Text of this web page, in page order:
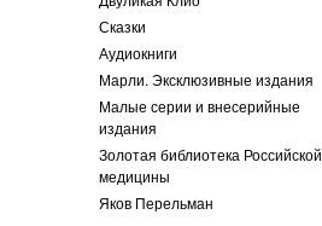
Сказки
Аудиокниги
Марли. Эксклюзивные издания
Малые серии и внесерийные
издания
Золотая библиотека Российской
медицины
Яков Перельман